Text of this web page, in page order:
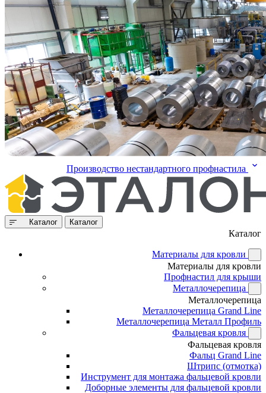
Производство нестандартного профнастила
Каталог Каталог
Каталог
Материалы для кровли
Материалы для кровли
Профнастил для крыши
Металлочерепица
Металлочерепица
Металлочерепица Grand Line
Металлочерепица Металл Профиль
Фальцевая кровля
Фальцевая кровля
Фальц Grand Line
Штрипс (отмотка)
Инструмент для монтажа фальцевой кровли
Доборные элементы для фальцевой кровли